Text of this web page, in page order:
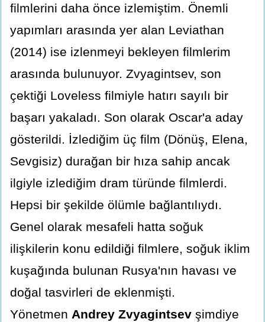
filmlerini daha önce izlemiştim. Önemli
yapımları arasında yer alan Leviathan
(2014) ise izlenmeyi bekleyen filmlerim
arasında bulunuyor. Zvyagintsev, son
çektiği Loveless filmiyle hatırı sayılı bir
başarı yakaladı. Son olarak Oscar'a aday
gösterildi. İzlediğim üç film (Dönüş, Elena,
Sevgisiz) durağan bir hıza sahip ancak
ilgiyle izlediğim dram türünde filmlerdi.
Hepsi bir şekilde ölümle bağlantılıydı.
Genel olarak mesafeli hatta soğuk
ilişkilerin konu edildiği filmlere, soğuk iklim
kuşağında bulunan Rusya'nın havası ve
doğal tasvirleri de eklenmişti.
Yönetmen Andrey Zvyagintsev şimdiye